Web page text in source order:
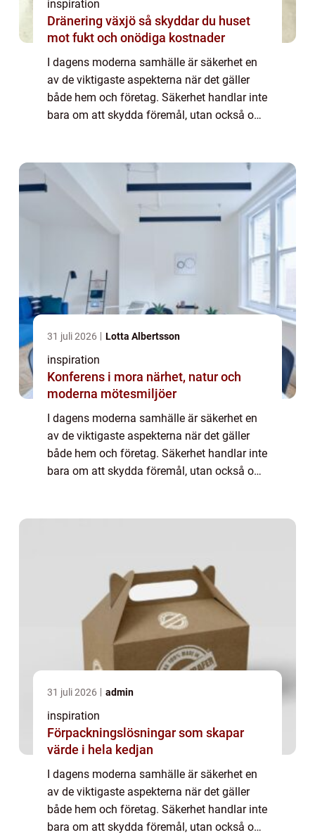
inspiration
Dränering växjö så skyddar du huset
mot fukt och onödiga kostnader
I dagens moderna samhälle är säkerhet en
av de viktigaste aspekterna när det gäller
både hem och företag. Säkerhet handlar inte
bara om att skydda föremål, utan också om
31 juli 2026 Lotta Albertsson
inspiration
Konferens i mora närhet, natur och
moderna mötesmiljöer
I dagens moderna samhälle är säkerhet en
av de viktigaste aspekterna när det gäller
både hem och företag. Säkerhet handlar inte
bara om att skydda föremål, utan också om
31 juli 2026 admin
inspiration
Förpackningslösningar som skapar
värde i hela kedjan
I dagens moderna samhälle är säkerhet en
av de viktigaste aspekterna när det gäller
både hem och företag. Säkerhet handlar inte
bara om att skydda föremål, utan också om